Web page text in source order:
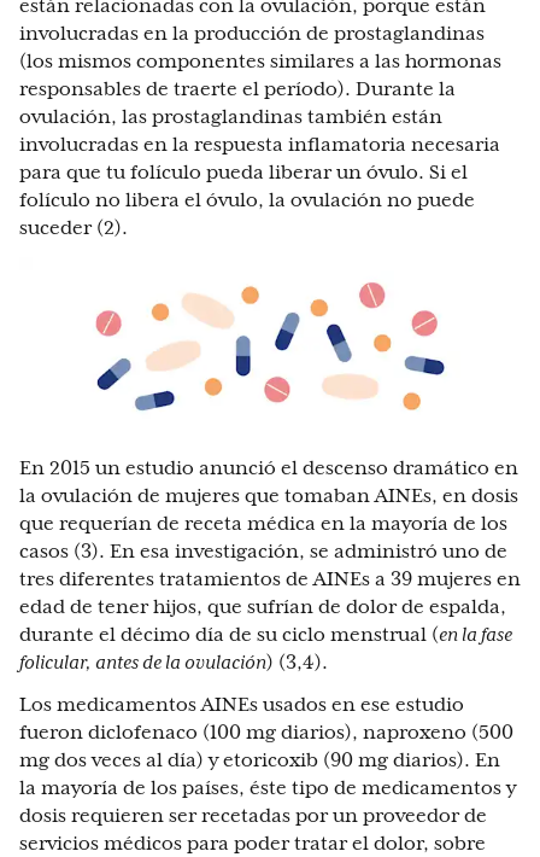
están relacionadas con la ovulación, porque están
involucradas en la producción de prostaglandinas
(los mismos componentes similares a las hormonas
responsables de traerte el período). Durante la
ovulación, las prostaglandinas también están
involucradas en la respuesta inflamatoria necesaria
para que tu folículo pueda liberar un óvulo. Si el
folículo no libera el óvulo, la ovulación no puede
suceder (2).
En 2015 un estudio anunció el descenso dramático en
la ovulación de mujeres que tomaban AINEs, en dosis
que requerían de receta médica en la mayoría de los
casos (3). En esa investigación, se administró uno de
tres diferentes tratamientos de AINEs a 39 mujeres en
edad de tener hijos, que sufrían de dolor de espalda,
durante el décimo día de su ciclo menstrual (en la fase
folicular, antes de la ovulación) (3,4).
Los medicamentos AINEs usados en ese estudio
fueron diclofenaco (100 mg diarios), naproxeno (500
mg dos veces al día) y etoricoxib (90 mg diarios). En
la mayoría de los países, éste tipo de medicamentos y
dosis requieren ser recetadas por un proveedor de
servicios médicos para poder tratar el dolor, sobre